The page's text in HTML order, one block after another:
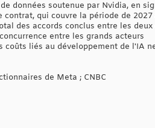
données soutenue par Nvidia, en
contrat, qui couvre la période de 2027
des accords conclus entre les deux
entre les grands acteurs
coûts liés au développement de l'IA
de Meta ; CNBC